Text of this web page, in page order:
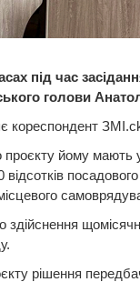
під час
голови
кореспондент
проєкту йому мають
відсотків
рішення